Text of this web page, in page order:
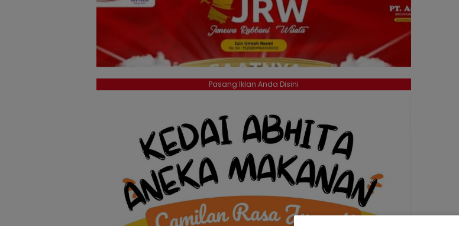
Pasang Iklan Anda Disini